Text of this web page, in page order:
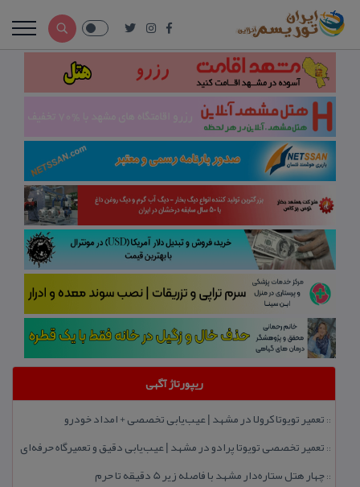
ریپورتاژ آگهی
:: تعمیر تویوتا كرولا در مشهد | عیب‌یابی تخصصی + امداد خودرو
:: تعمیر تخصصی تویوتا پرادو در مشهد | عیب‌یابی دقیق و تعمیرگاه حرفه‌ای
::چهار هتل‌ ستاره‌دار مشهد با فاصله زیر 5 دقیقه تا حرم